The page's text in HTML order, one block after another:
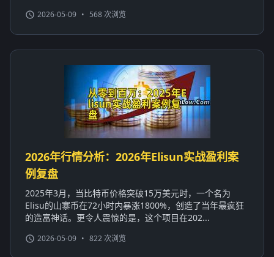
2026-05-09 • 568 次浏览
2026年行情分析：2026年Elisun实战盈利案
例复盘
2025年3月，当比特币价格突破15万美元时，一个名为
Elisu的山寨币在72小时内暴涨1800%，创造了当年最疯狂
的造富神话。更令人震惊的是，这个项目在202...
2026-05-09 • 822 次浏览